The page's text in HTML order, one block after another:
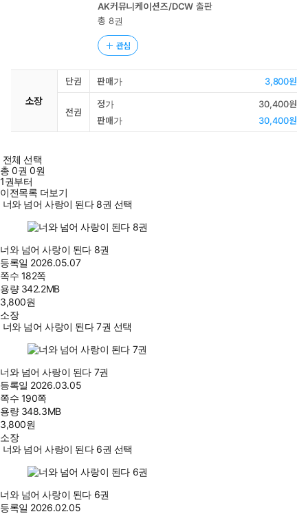
AK커뮤니케이션즈/DCW 출판
총 8권
관심
소장
단권 판매가 3,800원
전권
정가
30,400원
판매가
30,400원
전체 선택
총0권 0원
1권부터
이전목록 더보기
너와 넘어 사랑이 된다 8권 선택
너와 넘어 사랑이 된다 8권
등록일 2026.05.07
쪽수 182쪽
용량 342.2MB
3,800원
소장
너와 넘어 사랑이 된다 7권 선택
너와 넘어 사랑이 된다 7권
등록일 2026.03.05
쪽수 190쪽
용량 348.3MB
3,800원
소장
너와 넘어 사랑이 된다 6권 선택
너와 넘어 사랑이 된다 6권
등록일 2026.02.05